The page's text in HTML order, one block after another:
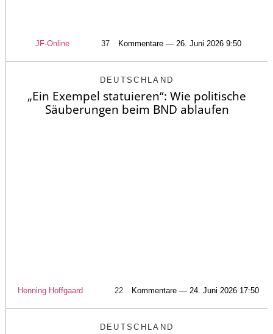
JF-Online 37 Kommentare — 26. Juni 2026 9:50
DEUTSCHLAND
„Ein Exempel statuieren“: Wie politische
Säuberungen beim BND ablaufen
Henning Hoffgaard 22 Kommentare — 24. Juni 2026 17:50
DEUTSCHLAND